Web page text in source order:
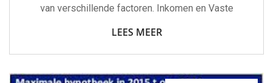
van verschillende factoren. Inkomen en Vaste
LEES MEER